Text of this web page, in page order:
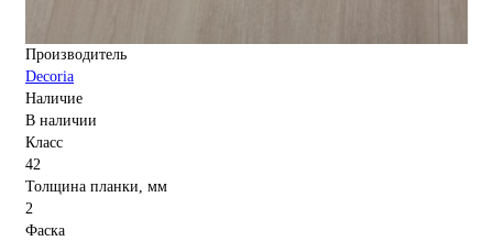
Производитель
Decoria
Наличие
В наличии
Класс
42
Толщина планки, мм
2
Фаска